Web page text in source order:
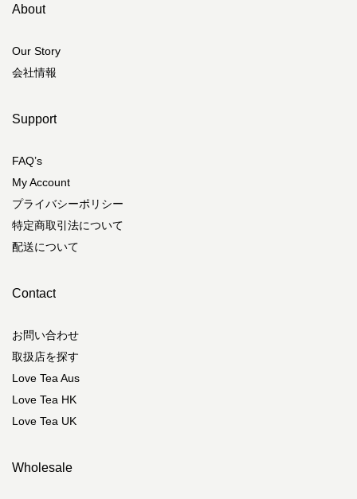
About
Our Story
会社情報
Support
FAQ’s
My Account
プライバシーポリシー
特定商取引法について
配送について
Contact
お問い合わせ
取扱店を探す
Love Tea Aus
Love Tea HK
Love Tea UK
Wholesale